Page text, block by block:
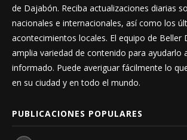
de Dajabón. Reciba actualizaciones diarias
nacionales e internacionales, así como los
acontecimientos locales. El equipo de Beller
amplia variedad de contenido para ayudarlo
informado. Puede averiguar fácilmente lo
en su ciudad y en todo el mundo.
PUBLICACIONES POPULARES